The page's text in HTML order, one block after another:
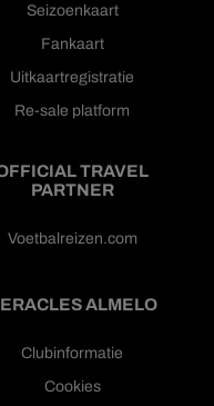
Seizoenkaart
Fankaart
Uitkaartregistratie
Re-sale platform
TRAVEL
PARTNER
Voetbalreizen.com
ALMELO
Clubinformatie
Cookies